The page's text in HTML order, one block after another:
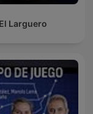
El Larguero